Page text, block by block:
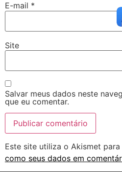
E-mail *
Site
Salvar meus dados neste
que eu comentar.
Este site utiliza o Akismet
como seus dados em